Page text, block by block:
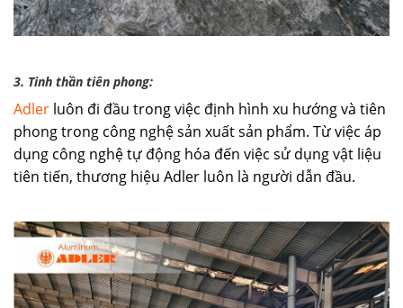
3. Tinh thần tiên phong:
Adler luôn đi đầu trong việc định hình xu hướng và tiên
phong trong công nghệ sản xuất sản phẩm. Từ việc áp
dụng công nghệ tự động hóa đến việc sử dụng vật liệu
tiên tiến, thương hiệu Adler luôn là người dẫn đầu.